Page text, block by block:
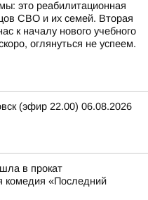
это реабилитационная
СВО и их семей. Вторая
к началу нового учебного
оглянуться не успеем.
(эфир 22.00) 06.08.2026
в прокат
комедия «Последний